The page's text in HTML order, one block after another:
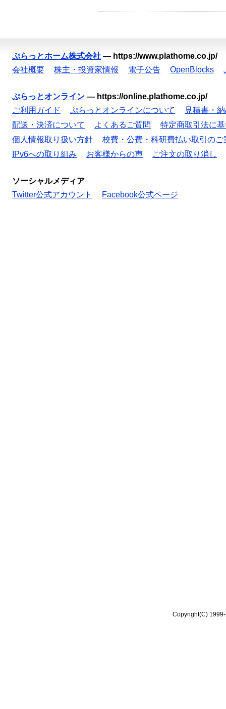
ぷらっとホーム株式会社 — https://www.plathome.co.jp/
会社概要
株主・投資家情報 電子公告 OpenBlocks
ぷらっとオンライン — https://online.plathome.co.jp/
ご利用ガイド
ぷらっとオンラインについて
見積書・
配送・決済について
よくあるご質問
特定商取引法に
個人情報取り扱い方針
校費・公費・科研費払い取引のご
IPv6への取り組み
お客様からの声 ご注文の取り消し
ソーシャルメディア
Twitter公式アカウント
Facebook公式ページ
Copyright(C)